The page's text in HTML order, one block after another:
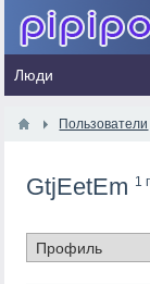
Пользователи
GtjEetEm 1